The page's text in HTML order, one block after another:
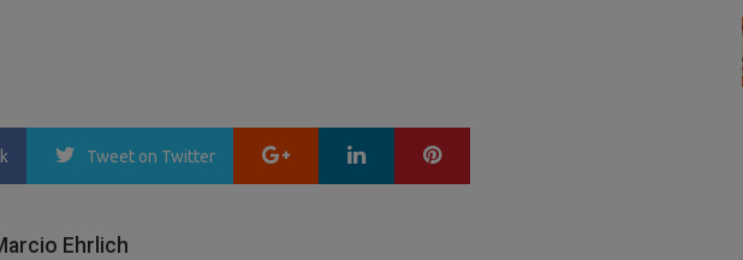
Tweet on Twitter Google+ LinkedIn
Ehrlich